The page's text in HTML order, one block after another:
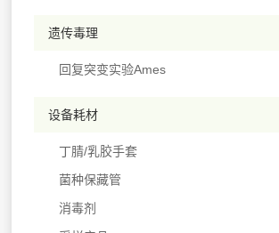
遗传毒理
回复突变实验Ames
设备耗材
丁腈/乳胶手套
菌种保藏管
消毒剂